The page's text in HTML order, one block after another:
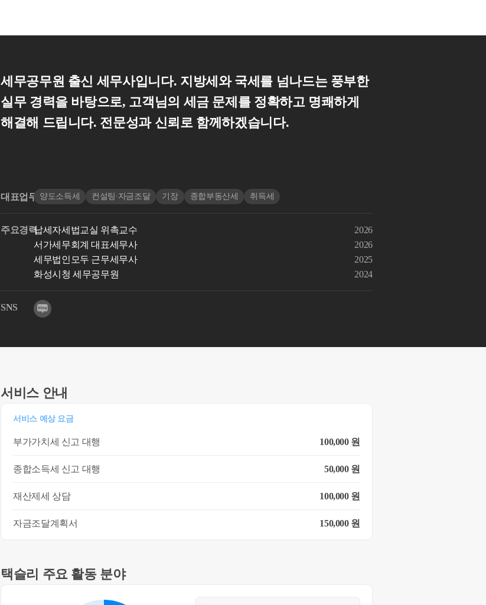
세무공무원 출신 세무사입니다. 지방세와 국세를 넘나드는 풍부한
실무 경력을 바탕으로, 고객님의 세금 문제를 정확하고 명쾌하게
해결해 드립니다. 전문성과 신뢰로 함께하겠습니다.
대표업무 양도소득세 컨설팅∙자금조달 기장 종합부동산세 취득세
주요경력납세자세법교실 위촉교수
2026
서가세무회계 대표세무사
2026
세무법인모두 근무세무사
2025
화성시청 세무공무원
2024
SNS
서비스 안내
서비스 예상 요금
부가가치세 신고 대행 100,000 원
종합소득세 신고 대행 50,000 원
재산제세 상담 100,000 원
자금조달계획서 150,000 원
택슬리 주요 활동 분야